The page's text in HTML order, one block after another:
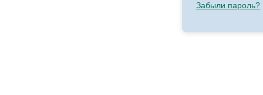
Забыли пароль?